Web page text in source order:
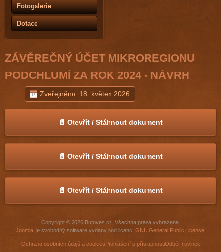
Fotogalerie
Dotace
ZÁVĚREČNÝ ÚČET MIKROREGIONU
PODCHLUMÍ ZA ROK 2024 - NÁVRH
Zveřejněno: 18. květen 2026
📄 Otevřít / Stáhnout dokument
📄 Otevřít / Stáhnout dokument
📄 Otevřít / Stáhnout dokument
Copyright © 2026 Butoves.cz. Všechna práva vyhrazena.
Joomla! je svobodný software vydaný pod licencí GNU General Public License.
Ochrana osobních údajů a cookies Prohlášení o přístupnostiOdběr novinek